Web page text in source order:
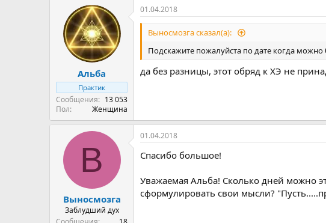
Альба
Практик
Сообщения
13 053
Пол
Женщина
01.04.2018
Выносмозга сказал(а):
Подскажите пожалуйста по дате когда
да без разницы, этот обряд к ХЭ не
В
Выносмозга
Заблудший дух
01.04.2018
Спасибо большое!
Уважаемая Альба! Сколько дней можно
сформулировать свои мысли?